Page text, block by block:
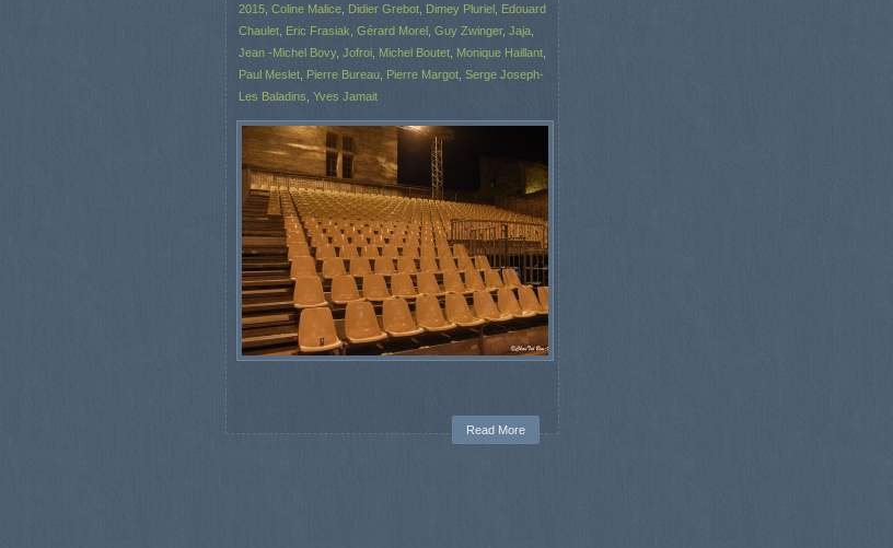
2015 Coline Malice Didier Grebot Dimey Pluriel Edouard
Chaulet Eric Frasiak Gérard Morel Guy Zwinger, Jaja
Jean -Michel Bovy, Jofroi Michel Boutet Monique Haillant
Paul Meslet Pierre Bureau Pierre Margot Serge Joseph-
Les Baladins Yves Jamait
Read More